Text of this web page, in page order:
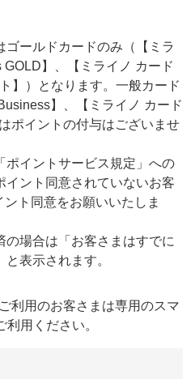
ールドカードのみ（【ミラ
】、【ミライノ カード
】）となります。一般カード
】、【ミライノ カード
ポイントの付与はございませ
イントサービス規定」への
イント同意されていないお客
ント同意をお願いいたしま
の場合は「お客さまはすでに
表示されます。
利用のお客さまは専用のスマ
用ください。